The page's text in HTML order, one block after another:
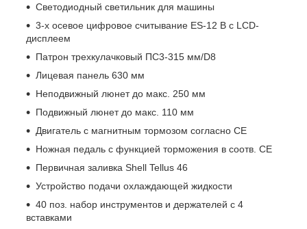
Светодиодный светильник для машины
3-х осевое цифровое считывание ES-12 В с LCD-
дисплеем
Патрон трехкулачковый ПС3-315 мм/D8
Лицевая панель 630 мм
Неподвижный люнет до макс. 250 мм
Подвижный люнет до макс. 110 мм
Двигатель с магнитным тормозом согласно CE
Ножная педаль с функцией торможения в соотв. CE
Первичная заливка Shell Tellus 46
Устройство подачи охлаждающей жидкости
40 поз. набор инструментов и держателей с 4
вставками